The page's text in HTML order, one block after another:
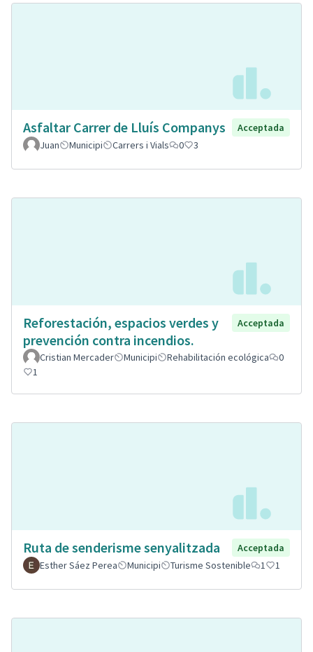
Asfaltar Carrer de Lluís Companys
Acceptada
Juan
Municipi Carrers i Vials 0 3
Reforestación, espacios verdes y
prevención contra incendios.
Acceptada
Cristian Mercader Municipi Rehabilitación ecológica
0
1
Ruta de senderisme senyalitzada
Acceptada
Esther Sáez Perea
Municipi Turisme Sostenible 1 1